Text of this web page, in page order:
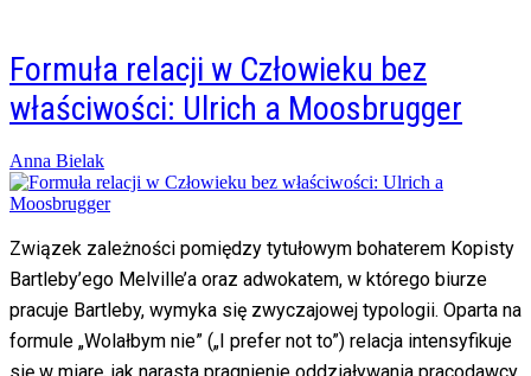
Formuła relacji w Człowieku bez
właściwości: Ulrich a Moosbrugger
Posted
on
19/02/201824/11/2021
Anna Bielak
Związek zależności pomiędzy tytułowym bohaterem Kopisty
Bartleby’ego Melville’a oraz adwokatem, w którego biurze
pracuje Bartleby, wymyka się zwyczajowej typologii. Oparta na
formule „Wolałbym nie” („I prefer not to”) relacja intensyfikuje